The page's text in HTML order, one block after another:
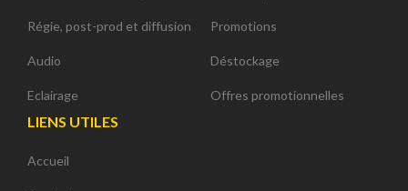
Régie, post-prod et diffusion
Audio
Eclairage
Promotions
Déstockage
Offres promotionnelles
LIENS UTILES
Accueil